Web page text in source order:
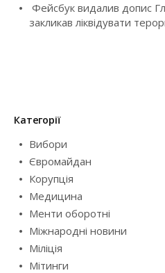
Фейсбук видалив допис
закликав ліквідувати
Категорії
Вибори
Євромайдан
Корупція
Медицина
Менти оборотні
Міжнародні новини
Міліція
Мітинги